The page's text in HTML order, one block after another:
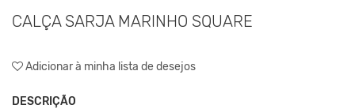
CALÇA SARJA MARINHO SQUARE
Adicionar à minha lista de desejos
DESCRIÇÃO